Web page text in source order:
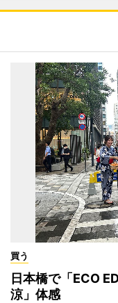
買う
日本橋で「ECO
涼」体感